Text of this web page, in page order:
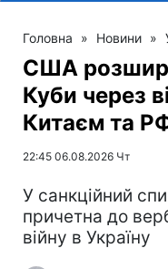
Головна » Новини »
США
Куби через
Китаєм та
22:45 06.08.2026 Чт
У санкційний
причетна до
війну в Україну